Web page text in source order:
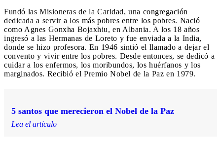
Fundó las Misioneras de la Caridad, una congregación
dedicada a servir a los más pobres entre los pobres. Nació
como Agnes Gonxha Bojaxhiu, en Albania. A los 18 años
ingresó a las Hermanas de Loreto y fue enviada a la India,
donde se hizo profesora. En 1946 sintió el llamado a dejar el
convento y vivir entre los pobres. Desde entonces, se dedicó a
cuidar a los enfermos, los moribundos, los huérfanos y los
marginados. Recibió el Premio Nobel de la Paz en 1979.
5 santos que merecieron el Nobel de la Paz
Lea el artículo